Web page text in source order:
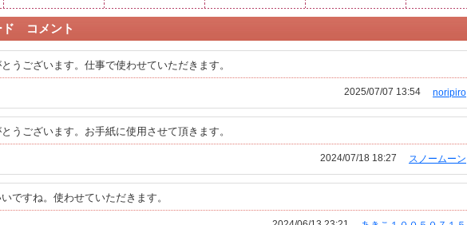
ド コメント
うございます。仕事で使わせていただきます。
noripiro
2025/07/07 13:54
うございます。お手紙に使用させて頂きます。
スノームーン
2024/07/18 18:27
ですね。使わせていただきます。